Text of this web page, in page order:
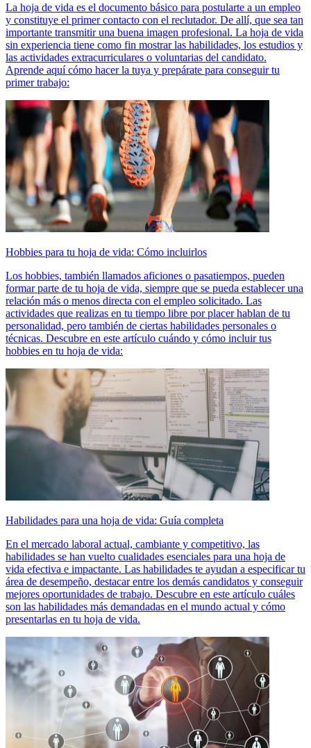
La hoja de vida es el documento básico para postularte a un empleo
y constituye el primer contacto con el reclutador. De allí, que sea tan
importante transmitir una buena imagen profesional. La hoja de vida
sin experiencia tiene como fin mostrar las habilidades, los estudios y
las actividades extracurriculares o voluntarias del candidato.
Aprende aquí cómo hacer la tuya y prepárate para conseguir tu
primer trabajo:
Hobbies para tu hoja de vida: Cómo incluirlos
Los hobbies, también llamados aficiones o pasatiempos, pueden
formar parte de tu hoja de vida, siempre que se pueda establecer una
relación más o menos directa con el empleo solicitado. Las
actividades que realizas en tu tiempo libre por placer hablan de tu
personalidad, pero también de ciertas habilidades personales o
técnicas. Descubre en este artículo cuándo y cómo incluir tus
hobbies en tu hoja de vida:
Habilidades para una hoja de vida: Guía completa
En el mercado laboral actual, cambiante y competitivo, las
habilidades se han vuelto cualidades esenciales para una hoja de
vida efectiva e impactante. Las habilidades te ayudan a especificar tu
área de desempeño, destacar entre los demás candidatos y conseguir
mejores oportunidades de trabajo. Descubre en este artículo cuáles
son las habilidades más demandadas en el mundo actual y cómo
presentarlas en tu hoja de vida.